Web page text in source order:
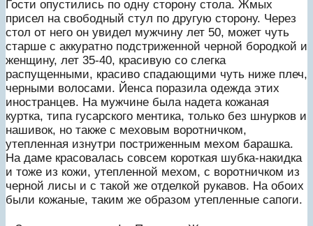
Гости опустились по одну сторону стола. Жмых
присел на свободный стул по другую сторону. Через
стол от него он увидел мужчину лет 50, может чуть
старше с аккуратно подстриженной черной бородкой и
женщину, лет 35-40, красивую со слегка
распущенными, красиво спадающими чуть ниже плеч,
черными волосами. Йенса поразила одежда этих
иностранцев. На мужчине была надета кожаная
куртка, типа гусарского ментика, только без шнурков и
нашивок, но также с меховым воротничком,
утепленная изнутри постриженным мехом барашка.
На даме красовалась совсем короткая шубка-накидка
и тоже из кожи, утепленной мехом, с воротничком из
черной лисы и с такой же отделкой рукавов. На обоих
были кожаные, таким же образом утепленные сапоги.